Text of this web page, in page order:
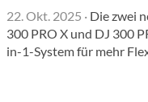
22. Okt. 2025 · Die zwei
300 PRO X und DJ 300
in-1-System für mehr